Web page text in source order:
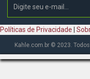
Políticas de Privacidade
Kahle.com.br © 2023.